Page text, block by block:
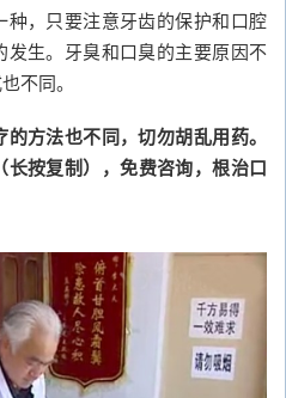
，只要注意牙齿的保护和口腔
生。牙臭和口臭的主要原因不
不同。
方法也不同，切勿胡乱用药。
按复制），免费咨询，根治口